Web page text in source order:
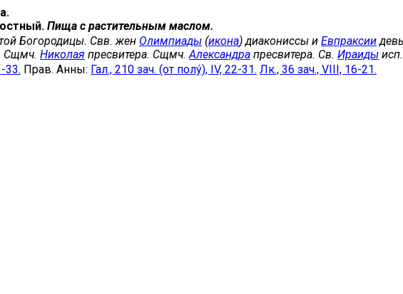
Пища с растительным маслом.
Богородицы. Свв. жен Олимпиады (икона) диакониссы и Евпраксии
Сщмч. Николая пресвитера. Сщмч. Александра пресвитера. Св. Ираиды исп.
33. Прав. Анны: Гал., 210 зач. (от полу́), IV, 22-31. Лк., 36 зач., VIII, 16-21.